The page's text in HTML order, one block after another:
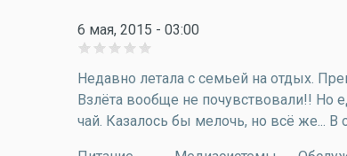
6 мая, 2015 - 03:00
Недавно летала с семьей на отдых.
Взлёта вообще не почувствовали!! Но
чай. Казалось бы мелочь, но всё же...